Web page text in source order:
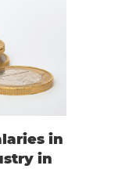
in
in